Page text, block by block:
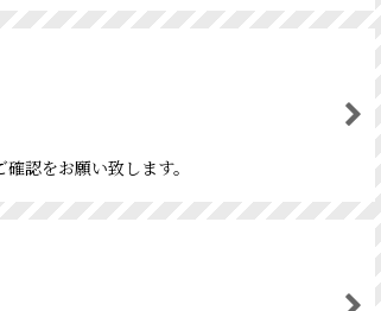
認をお願い致します。